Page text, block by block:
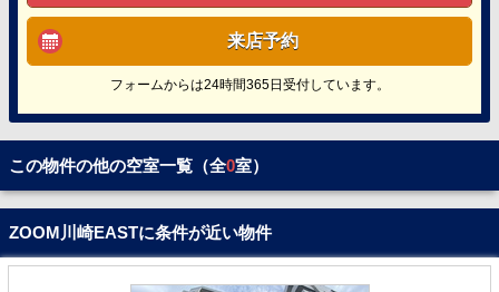
来店予約
フォームからは24時間365日受付しています。
この物件の他の空室一覧（全0室）
ZOOM川崎EASTに条件が近い物件